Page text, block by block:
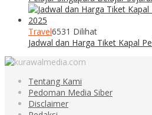
Travel6531 Dilihat
Jadwal dan Harga Tiket Kapal
Tentang Kami
Pedoman Media Siber
Disclaimer